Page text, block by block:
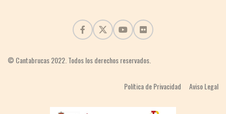
© Cantabrucas 2022. Todos los derechos reservados.
Política de Privacidad Aviso Legal